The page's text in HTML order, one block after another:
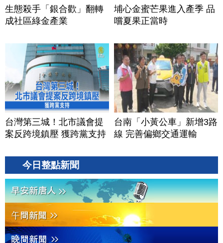
生態殺手「銀合歡」翻轉
成社區綠金產業
埔心金蜜芒果進入產季 品
嚐夏果正當時
台灣第三城！北市議會提
案反跨境鎮壓 獲跨黨支持
台南「小黃公車」新增3路
線 完善偏鄉交通運輸
今日整點新聞